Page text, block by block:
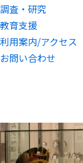
調査・研究
教育支援
利用案内/アクセス
お問い合わせ